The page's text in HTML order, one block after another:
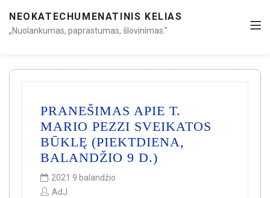
NEOKATECHUMENATINIS KELIAS
„Nuolankumas, paprastumas, šlovinimas.”
PRANEŠIMAS APIE T.
MARIO PEZZI SVEIKATOS
BŪKLĘ (PIEKTDIENA,
BALANDŽIO 9 D.)
2021 9 balandžio
AdJ